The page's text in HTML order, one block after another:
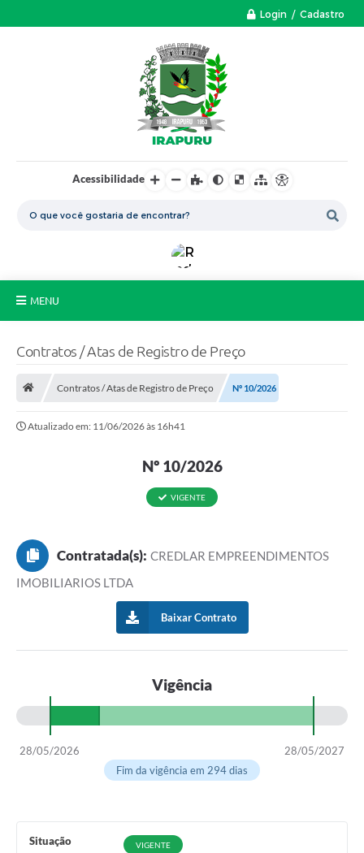
Login / Cadastro
Acessibilidade
MENU
Legislação
Ouvidoria
Arquivos para Download
Turismo
Obras
Projetos
Contratos / Atas de Registro de Preço
Contratos / Atas de Registro de Preço Nº 10/2026
Atualizado em: 11/06/2026 às 16h41
Nº 10/2026
VIGENTE
Contratada(s): CREDLAR EMPREENDIMENTOS
IMOBILIARIOS LTDA
Baixar Contrato
Vigência
28/05/2026
28/05/2027
Fim da vigência em 294 dias
Situação VIGENTE